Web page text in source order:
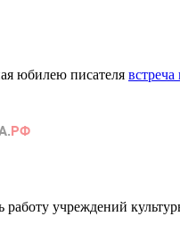
юбилею писателя
учреждений